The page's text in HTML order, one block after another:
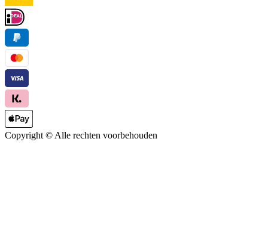
Copyright © Alle rechten voorbehouden